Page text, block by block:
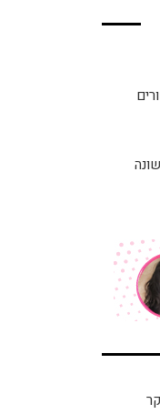
סקר